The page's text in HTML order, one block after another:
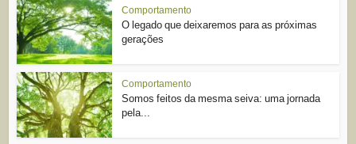
Comportamento
O legado que deixaremos para as próximas
gerações
Comportamento
Somos feitos da mesma seiva: uma jornada
pela...